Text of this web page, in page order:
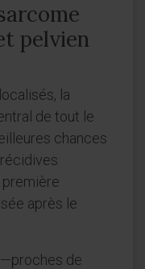
pelvien
la
de tout le
chances
après le
de